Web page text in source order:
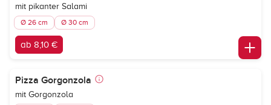
mit pikanter Salami
Ø 26 cm Ø 30 cm
ab 8,10 €
Pizza Gorgonzola
mit Gorgonzola